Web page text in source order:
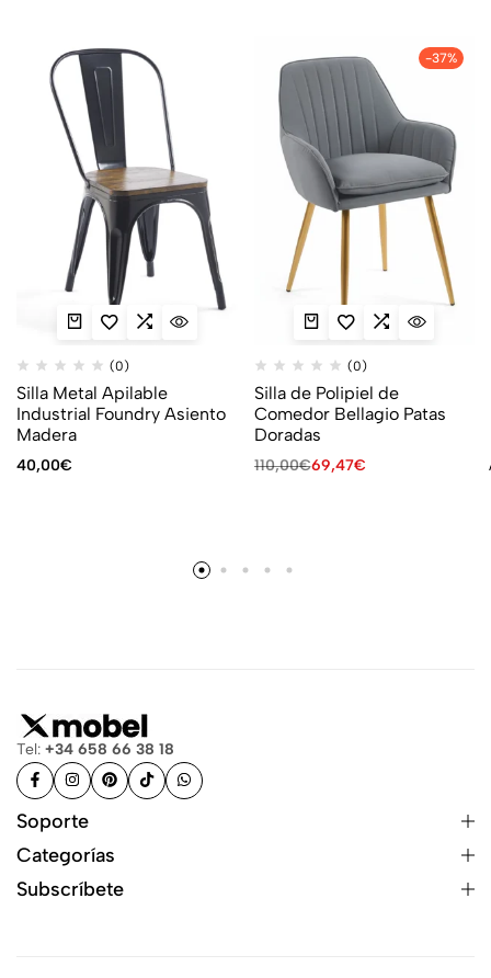
(0)
Silla Metal Apilable
Industrial Foundry Asiento
Madera
40,00€
-37%
(0)
Silla de Polipiel de
Comedor Bellagio Patas
Doradas
110,00€69,47€
Tel: +34 658 66 38 18
Soporte
Categorías
Subscríbete